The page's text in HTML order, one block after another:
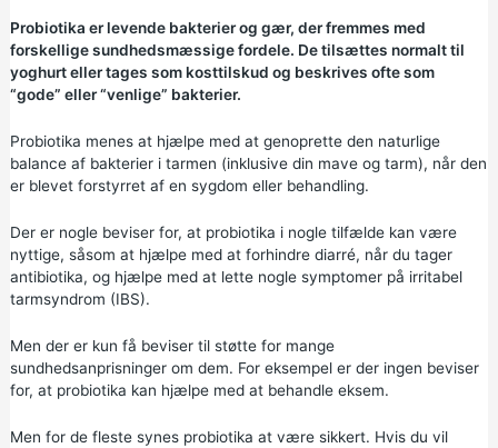
Probiotika er levende bakterier og gær, der fremmes med
forskellige sundhedsmæssige fordele. De tilsættes normalt til
yoghurt eller tages som kosttilskud og beskrives ofte som
“gode” eller “venlige” bakterier.
Probiotika menes at hjælpe med at genoprette den naturlige
balance af bakterier i tarmen (inklusive din mave og tarm), når den
er blevet forstyrret af en sygdom eller behandling.
Der er nogle beviser for, at probiotika i nogle tilfælde kan være
nyttige, såsom at hjælpe med at forhindre diarré, når du tager
antibiotika, og hjælpe med at lette nogle symptomer på irritabel
tarmsyndrom (IBS).
Men der er kun få beviser til støtte for mange
sundhedsanprisninger om dem. For eksempel er der ingen beviser
for, at probiotika kan hjælpe med at behandle eksem.
Men for de fleste synes probiotika at være sikkert. Hvis du vil